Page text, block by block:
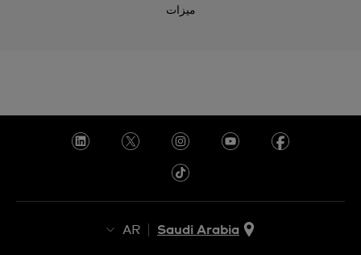
ميزات
Saudi Arabia
AR